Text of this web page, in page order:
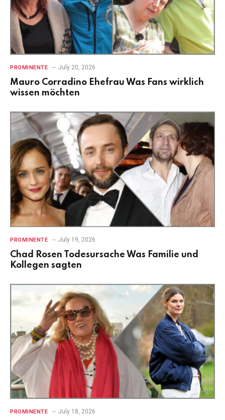
PROMINENTE July 20, 2026
Mauro Corradino Ehefrau Was Fans wirklich
wissen möchten
PROMINENTE July 19, 2026
Chad Rosen Todesursache Was Familie und
Kollegen sagten
PROMINENTE July 18, 2026